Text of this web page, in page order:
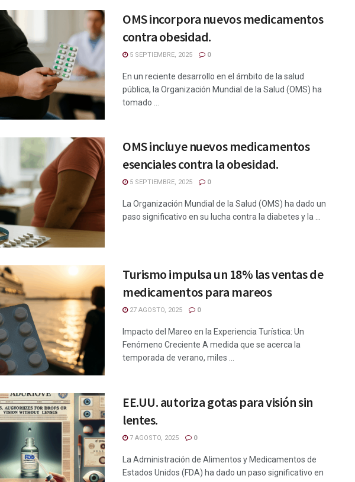
OMS incorpora nuevos medicamentos
contra obesidad.
5 SEPTIEMBRE, 2025 0
En un reciente desarrollo en el ámbito de la salud
pública, la Organización Mundial de la Salud (OMS) ha
tomado ...
OMS incluye nuevos medicamentos
esenciales contra la obesidad.
5 SEPTIEMBRE, 2025 0
La Organización Mundial de la Salud (OMS) ha dado un
paso significativo en su lucha contra la diabetes y la ...
Turismo impulsa un 18% las ventas de
medicamentos para mareos
27 AGOSTO, 2025 0
Impacto del Mareo en la Experiencia Turística: Un
Fenómeno Creciente A medida que se acerca la
temporada de verano, miles ...
EE.UU. autoriza gotas para visión sin
lentes.
7 AGOSTO, 2025 0
La Administración de Alimentos y Medicamentos de
Estados Unidos (FDA) ha dado un paso significativo en